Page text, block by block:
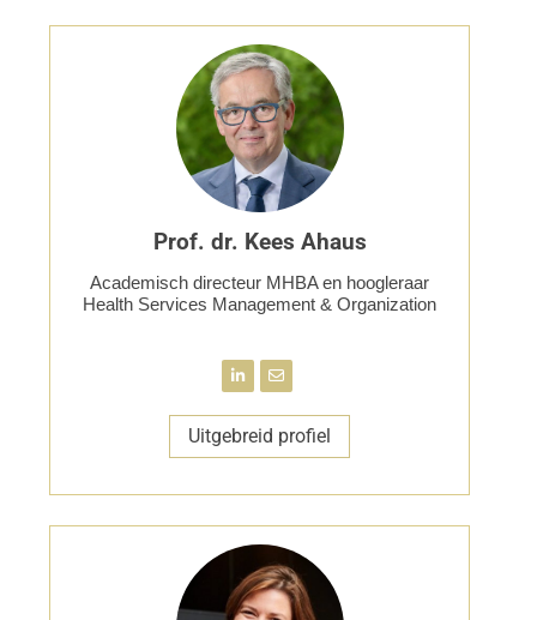
Prof. dr. Kees Ahaus
Academisch directeur MHBA en hoogleraar
Health Services Management & Organization
Uitgebreid profiel